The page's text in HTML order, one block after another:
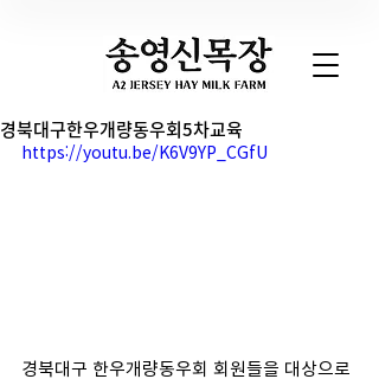
경북대구한우개량동우회5차교육
https://youtu.be/K6V9YP_CGfU
경북대구 한우개량동우회 회원들을 대상으로